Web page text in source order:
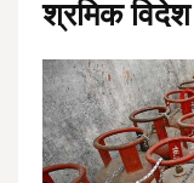
श्रमिक विदेश